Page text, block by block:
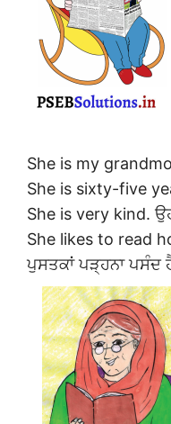
She is my
She is sixty-five
She is very kind.
She likes to read
ਪੁਸਤਕਾਂ ਪੜ੍ਹਨਾ ਪਸੰਦ